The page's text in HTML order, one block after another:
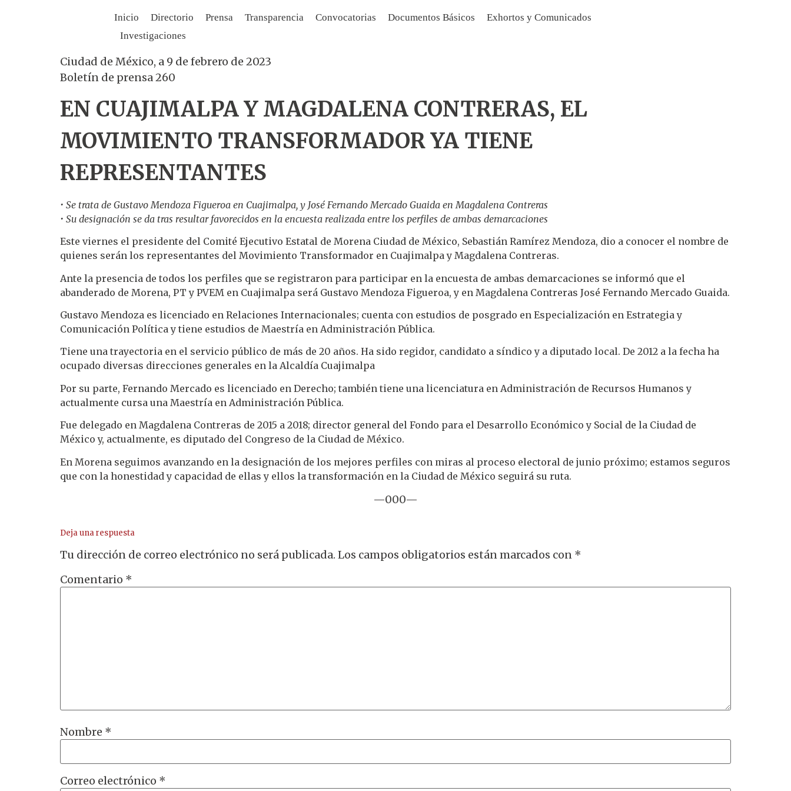
Inicio Directorio Prensa Transparencia Convocatorias Documentos Básicos
Exhortos y Comunicados
Investigaciones
Ciudad de México, a 9 de febrero de 2023
Boletín de prensa 260
EN CUAJIMALPA Y MAGDALENA CONTRERAS, EL
MOVIMIENTO TRANSFORMADOR YA TIENE
REPRESENTANTES
• Se trata de Gustavo Mendoza Figueroa en Cuajimalpa, y José Fernando Mercado Guaida en Magdalena Contreras
• Su designación se da tras resultar favorecidos en la encuesta realizada entre los perfiles de ambas demarcaciones
Este viernes el presidente del Comité Ejecutivo Estatal de Morena Ciudad de México, Sebastián Ramírez Mendoza, dio a conocer el nombre de
quienes serán los representantes del Movimiento Transformador en Cuajimalpa y Magdalena Contreras.
Ante la presencia de todos los perfiles que se registraron para participar en la encuesta de ambas demarcaciones se informó que el
abanderado de Morena, PT y PVEM en Cuajimalpa será Gustavo Mendoza Figueroa, y en Magdalena Contreras José Fernando Mercado Guaida.
Gustavo Mendoza es licenciado en Relaciones Internacionales; cuenta con estudios de posgrado en Especialización en Estrategia y
Comunicación Política y tiene estudios de Maestría en Administración Pública.
Tiene una trayectoria en el servicio público de más de 20 años. Ha sido regidor, candidato a síndico y a diputado local. De 2012 a la fecha ha
ocupado diversas direcciones generales en la Alcaldía Cuajimalpa
Por su parte, Fernando Mercado es licenciado en Derecho; también tiene una licenciatura en Administración de Recursos Humanos y
actualmente cursa una Maestría en Administración Pública.
Fue delegado en Magdalena Contreras de 2015 a 2018; director general del Fondo para el Desarrollo Económico y Social de la Ciudad de
México y, actualmente, es diputado del Congreso de la Ciudad de México.
En Morena seguimos avanzando en la designación de los mejores perfiles con miras al proceso electoral de junio próximo; estamos seguros
que con la honestidad y capacidad de ellas y ellos la transformación en la Ciudad de México seguirá su ruta.
—000—
Deja una respuesta
Tu dirección de correo electrónico no será publicada. Los campos obligatorios están marcados con *
Comentario *
Nombre *
Correo electrónico *